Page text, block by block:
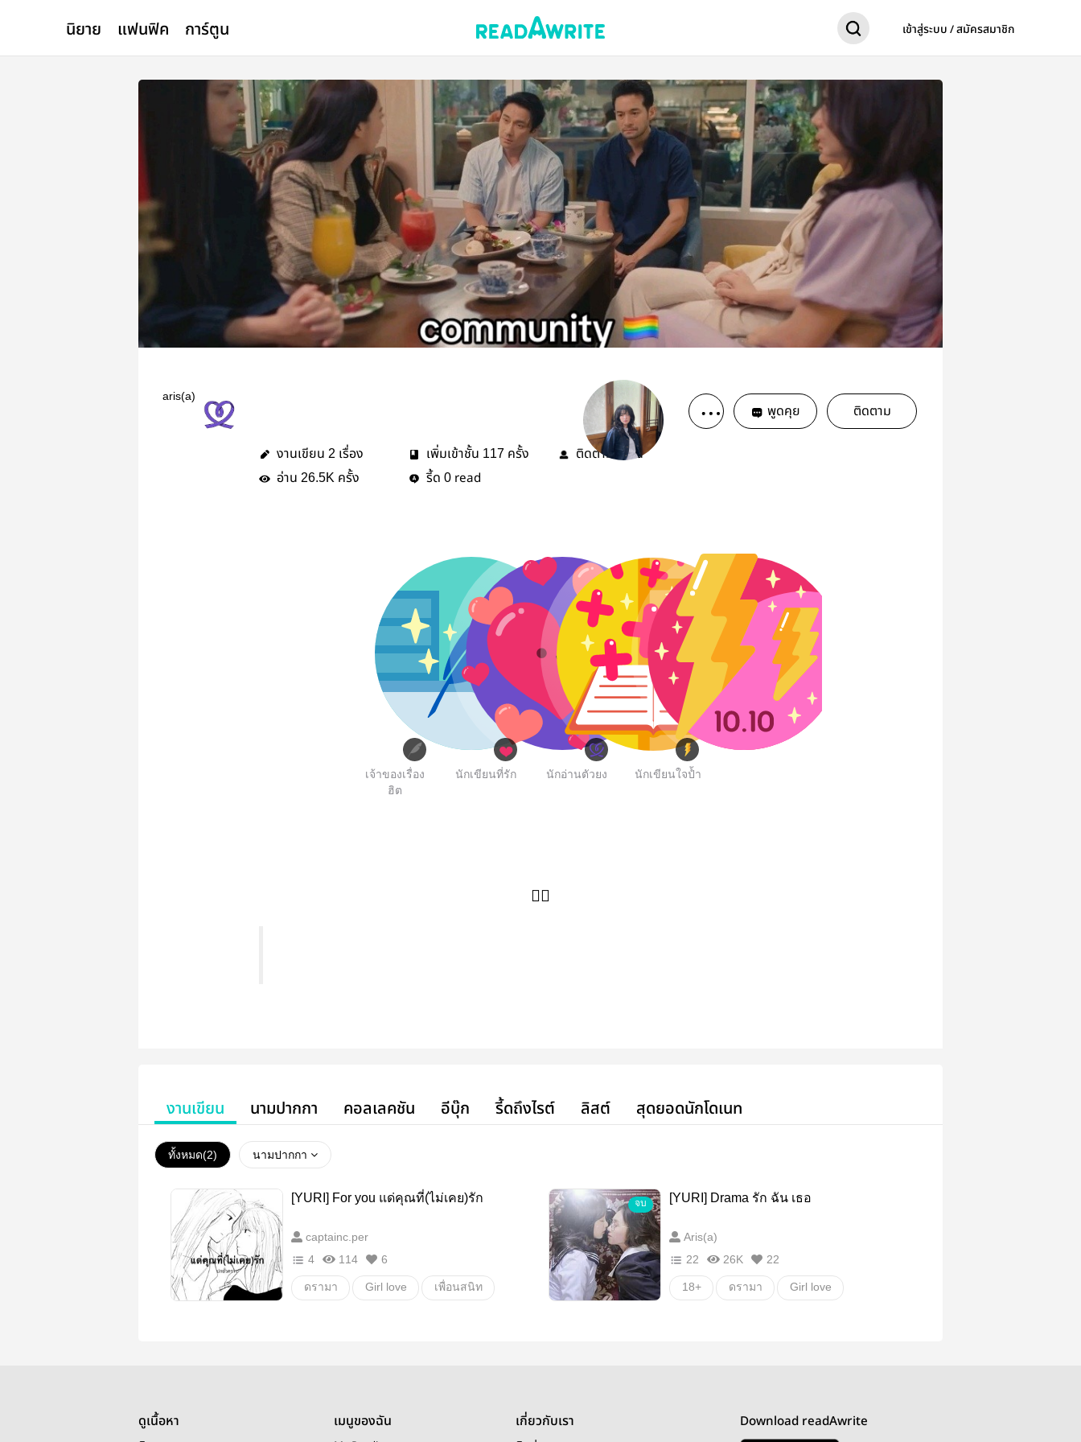
นิยาย แฟนฟิค การ์ตูน เข้าสู่ระบบ / สมัครสมาชิก
aris(a)
พูดคุย ติดตาม
งานเขียน 2 เรื่อง เพิ่มเข้าชั้น 117 ครั้ง ติดตาม8คน
อ่าน 26.5K ครั้ง รี้ด 0 read
เจ้าของเรื่อง
ฮิต
นักเขียนที่รัก นักอ่านตัวยง นักเขียนใจป้ำ
🏳️‍🌈
งานเขียน นามปากกา คอลเลคชัน อีบุ๊ก รี้ดถึงไรต์ ลิสต์ สุดยอดนักโดเนท
ทั้งหมด(2) นามปากกา
[YURI] For you แด่คุณที่(ไม่เคย)รัก
captainc.per
4
114 6
ดรามา Girl love เพื่อนสนิท
จบ [YURI] Drama รัก ฉัน เธอ
Aris(a)
22
26K 22
18+ ดรามา Girl love
ดูเนื้อหา เมนูของฉัน เกี่ยวกับเรา Download readAwrite